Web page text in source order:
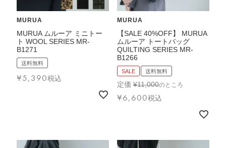
MURUA
MURUA ムルーア ミニトー
ト WOOL SERIES MR-
B1271
送料無料
¥5,390税込
MURUA
【SALE 40%OFF】 MURUA
ムルーア トートバッグ
QUILTING SERIES MR-
B1266
SALE 送料無料
定価 ¥11,000のところ
¥6,600税込